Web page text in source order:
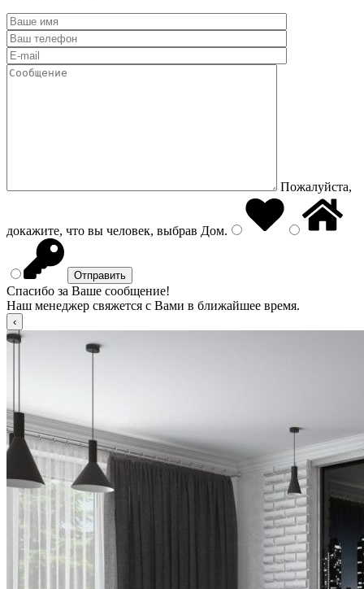
Пожалуйста,
докажите, что вы человек, выбрав Дом.
Спасибо за Ваше сообщение!
Наш менеджер свяжется с Вами в ближайшее время.